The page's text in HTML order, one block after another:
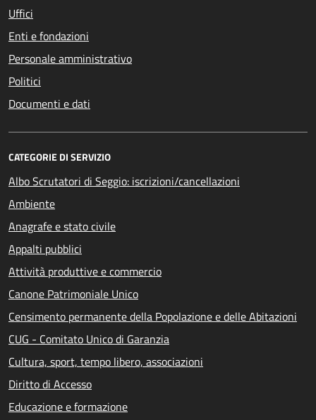
Uffici
Enti e fondazioni
Personale amministrativo
Politici
Documenti e dati
CATEGORIE DI SERVIZIO
Albo Scrutatori di Seggio: iscrizioni/cancellazioni
Ambiente
Anagrafe e stato civile
Appalti pubblici
Attività produttive e commercio
Canone Patrimoniale Unico
Censimento permanente della Popolazione e delle Abitazioni
CUG - Comitato Unico di Garanzia
Cultura, sport, tempo libero, associazioni
Diritto di Accesso
Educazione e formazione